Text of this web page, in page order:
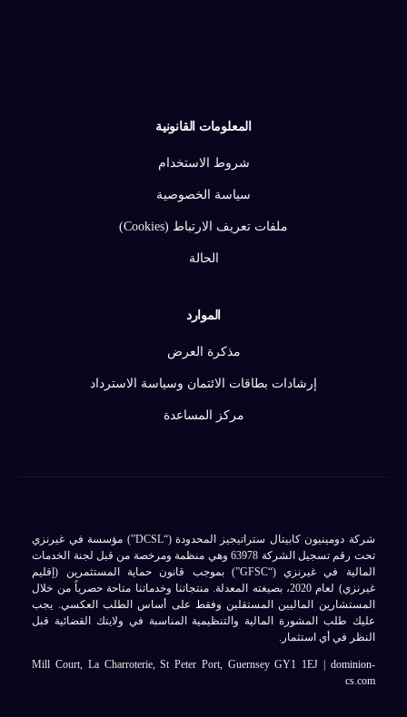
المعلومات القانونية
شروط الاستخدام
سياسة الخصوصية
ملفات تعريف الارتباط (Cookies)
الحالة
الموارد
مذكرة العرض
إرشادات بطاقات الائتمان وسياسة الاسترداد
مركز المساعدة
شركة دومينيون كابيتال ستراتيجيز المحدودة (“DCSL”) مؤسسة في غيرنزي
تحت رقم تسجيل الشركة 63978 وهي منظمة ومرخصة من قبل لجنة الخدمات
المالية في غيرنزي (“GFSC”) بموجب قانون حماية المستثمرين (إقليم
غيرنزي) لعام 2020، بصيغته المعدلة. منتجاتنا وخدماتنا متاحة حصرياً من خلال
المستشارين الماليين المستقلين وفقط على أساس الطلب العكسي. يجب
عليك طلب المشورة المالية والتنظيمية المناسبة في ولايتك القضائية قبل
النظر في أي استثمار.
Mill Court, La Charroterie, St Peter Port, Guernsey GY1 1EJ | dominion-
cs.com
تسجيل الدخول